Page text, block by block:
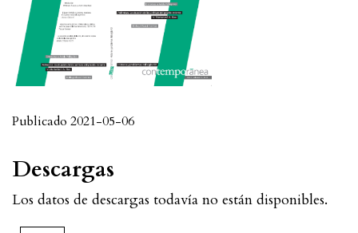
Publicado 2021-05-06
Descargas
Los datos de descargas todavía no están disponibles.